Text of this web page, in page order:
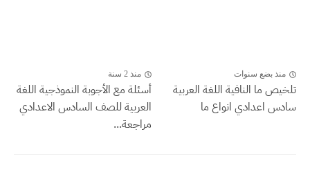
منذ بضع سنوات
تلخيص ما النافية اللغة العربية
سادس اعدادي انواع ما
منذ 2 سنة
أسئلة مع الأجوبة النموذجية اللغة
العربية للصف السادس الاعدادي
مراجعة...